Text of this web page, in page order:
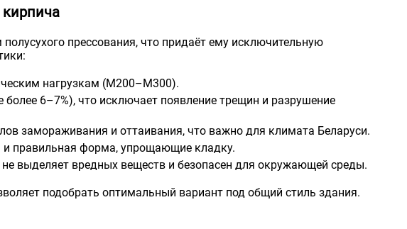
кирпича
прессования, что придаёт ему исключительную
нагрузкам (М200–М300).
6–7%), что исключает появление трещин и разрушение
замораживания и оттаивания, что важно для климата Беларуси.
и правильная форма, упрощающие кладку.
выделяет вредных веществ и безопасен для окружающей среды.
подобрать оптимальный вариант под общий стиль здания.